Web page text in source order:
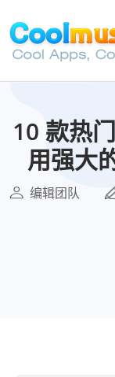
10 款热
用强大
编辑团队